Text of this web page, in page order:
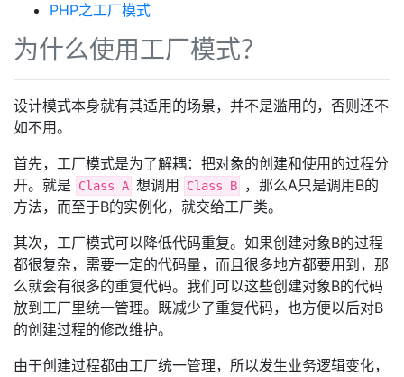
PHP之工厂模式
为什么使用工厂模式？
设计模式本身就有其适用的场景，并不是滥用的，否则还不
如不用。
首先，工厂模式是为了解耦：把对象的创建和使用的过程分
开。就是
Class A 想调用 Class B
，那么A只是调用B的
方法，而至于B的实例化，就交给工厂类。
其次，工厂模式可以降低代码重复。如果创建对象B的过程
都很复杂，需要一定的代码量，而且很多地方都要用到，那
么就会有很多的重复代码。我们可以这些创建对象B的代码
放到工厂里统一管理。既减少了重复代码，也方便以后对B
的创建过程的修改维护。
由于创建过程都由工厂统一管理，所以发生业务逻辑变化，